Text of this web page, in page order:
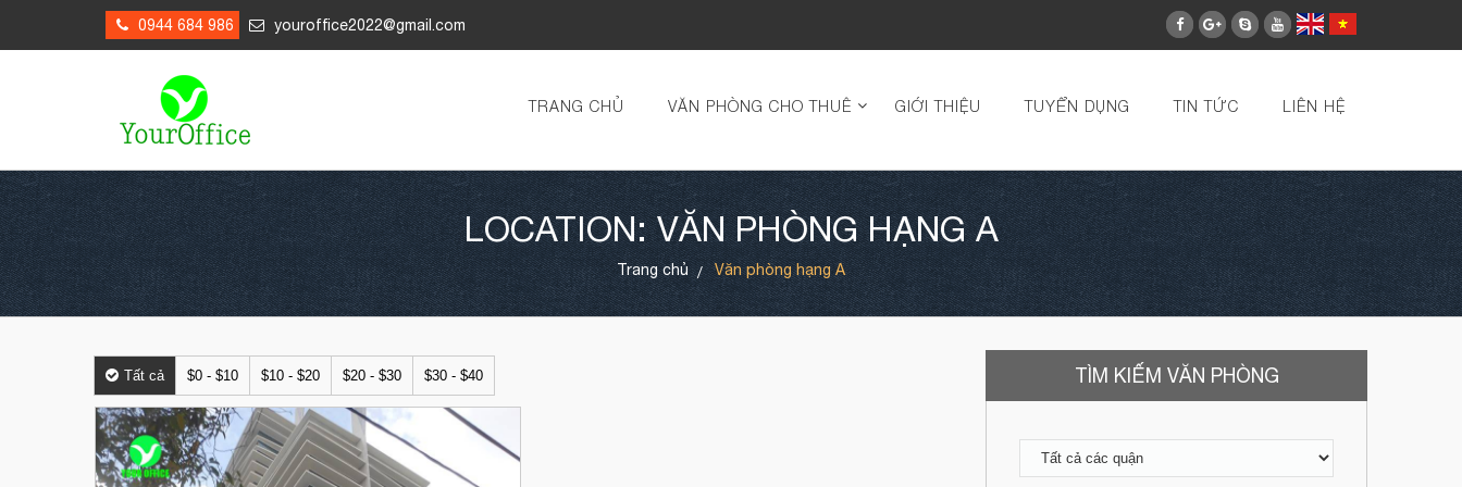
0944 684 986 youroffice2022@gmail.com
TRANG CHỦ VĂN PHÒNG CHO THUÊ GIỚI THIỆU TUYỂN DỤNG TIN TỨC LIÊN HỆ
LOCATION: VĂN PHÒNG HẠNG A
Trang chủ Văn phòng hạng A
TÌM KIẾM VĂN PHÒNG
Tất cả $0 - $10 $10 - $20 $20 - $30 $30 - $40